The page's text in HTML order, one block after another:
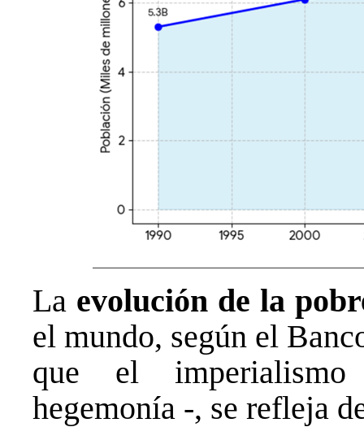
La evolución de la
el mundo, según el
que el imperialismo
hegemonía -, se refleja